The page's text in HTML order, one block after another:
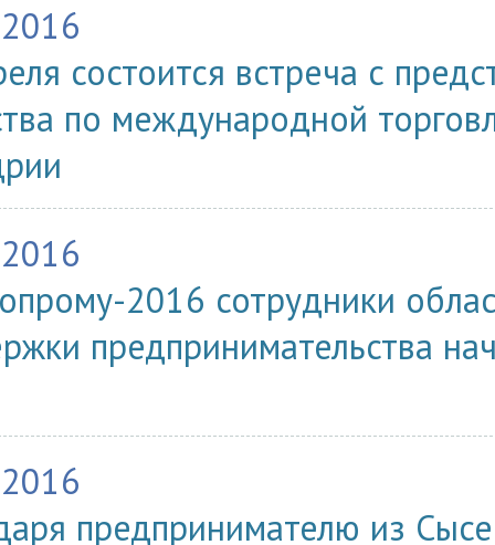
состоится встреча с
по международной
2016 сотрудники
предпринимательства
предпринимателю из